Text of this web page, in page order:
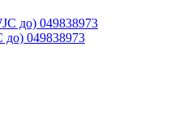
049838973